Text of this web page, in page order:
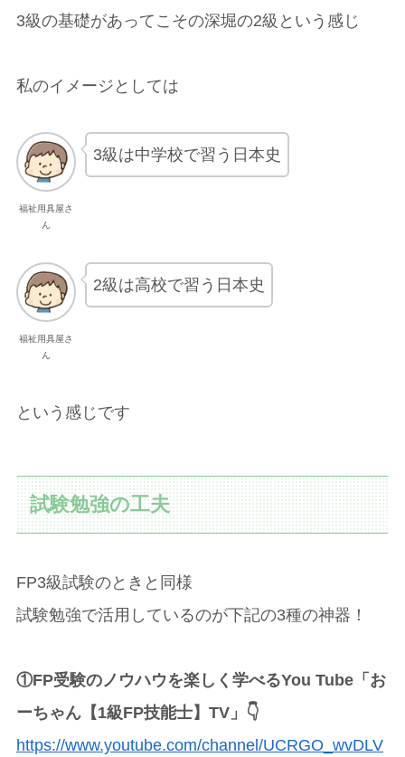
3級の基礎があってこその深堀の2級という感じ
私のイメージとしては
福祉用具屋さ
ん
3級は中学校で習う日本史
福祉用具屋さ
ん
2級は高校で習う日本史
という感じです
試験勉強の工夫
FP3級試験のときと同様
試験勉強で活用しているのが下記の3種の神器！
①FP受験のノウハウを楽しく学べるYou Tube「お
ーちゃん【1級FP技能士】TV」👇
https://www.youtube.com/channel/UCRGO_wvDLV